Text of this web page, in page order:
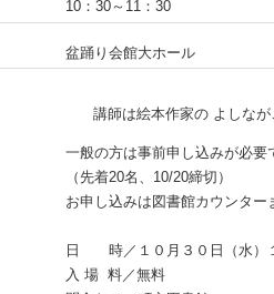
10：30～11：30
盆踊り会館大ホール
講師は絵本作家の よしな
一般の方は事前申し込みが必要
（先着20名、10/20締切）
お申し込みは図書館カウンター
日 時／１０月３０日（水）
入 場 料／無料